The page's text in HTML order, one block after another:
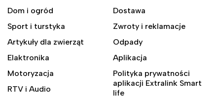
Dom i ogród
Sport i turstyka
Artykuły dla zwierząt
Elaktronika
Motoryzacja
RTV i Audio
Dostawa
Zwroty i reklamacje
Odpady
Aplikacja
Polityka prywatności
aplikacji Extralink Smart
life